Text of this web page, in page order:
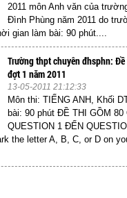
2011 môn Anh văn của
Đình Phùng năm 2011 do
gian làm bài: 90 phút....
Trường thpt chuyên đhsphn:
đợt 1 năm 2011
13-05-2011 21:12:33
Môn thi: TIẾNG ANH, Khối
bài: 90 phút ĐỀ THI GỒM 80
QUESTION 1 ĐẾN
the letter A, B, C, or D on